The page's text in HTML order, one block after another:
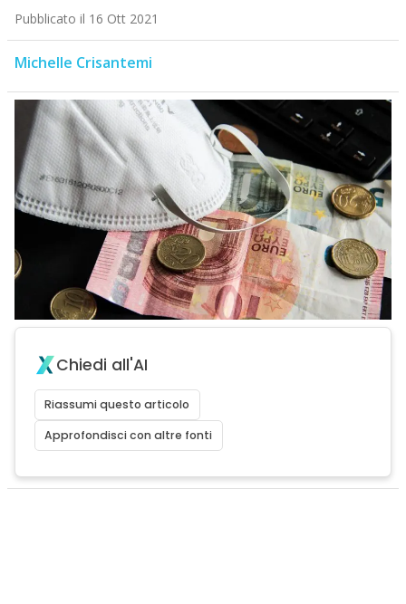
Pubblicato il 16 Ott 2021
Michelle Crisantemi
Chiedi all'AI
Riassumi questo articolo
Approfondisci con altre fonti